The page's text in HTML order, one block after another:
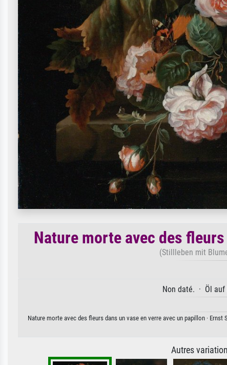
Nature morte avec des
(Stillleben mit
Non daté. · Öl
Nature morte avec des fleurs dans un vase en verre avec un papillon ·
Autres